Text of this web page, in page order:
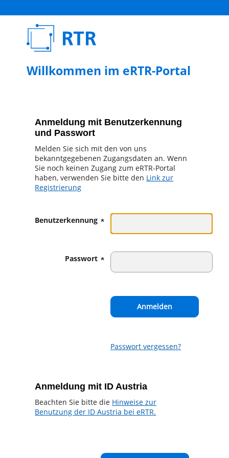
Willkommen im eRTR-Portal
Anmeldung mit Benutzerkennung
und Passwort
Melden Sie sich mit den von uns
bekanntgegebenen Zugangsdaten an. Wenn
Sie noch keinen Zugang zum eRTR-Portal
haben, verwenden Sie bitte den Link zur
Registrierung
Benutzerkennung
Passwort
Passwort vergessen?
Anmeldung mit ID Austria
Beachten Sie bitte die Hinweise zur
Benutzung der ID Austria bei eRTR.